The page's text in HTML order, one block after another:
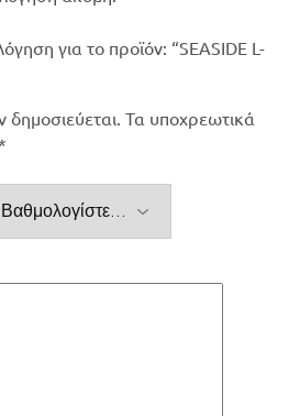
για το προϊόν: “SEASIDE L-
Τα υποχρεωτικά